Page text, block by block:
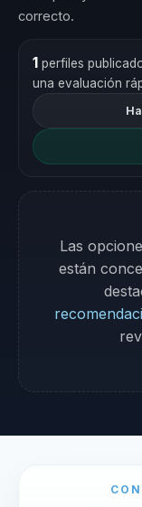
correcto.
1 perfiles
una evaluación
Las
están